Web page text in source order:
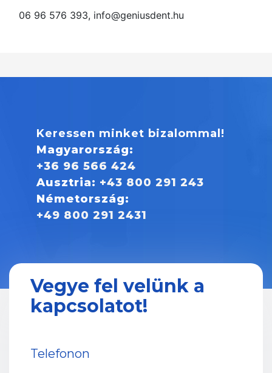
06 96 576 393, info@geniusdent.hu
Keressen minket bizalommal!
Magyarország:
+36 96 566 424
Ausztria: +43 800 291 243
Németország:
+49 800 291 2431
Vegye fel velünk a
kapcsolatot!
Telefonon